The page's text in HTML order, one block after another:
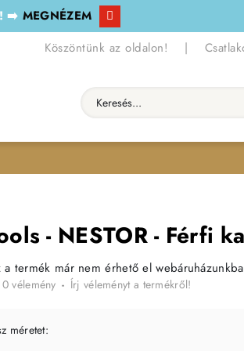
➡️ MEGNÉZEM
Köszöntünk az oldalon! |
Keresés...
- NESTOR - Férfi
termék már nem érhető el
0 vélemény - Írj véleményt a termékről!
méretet: